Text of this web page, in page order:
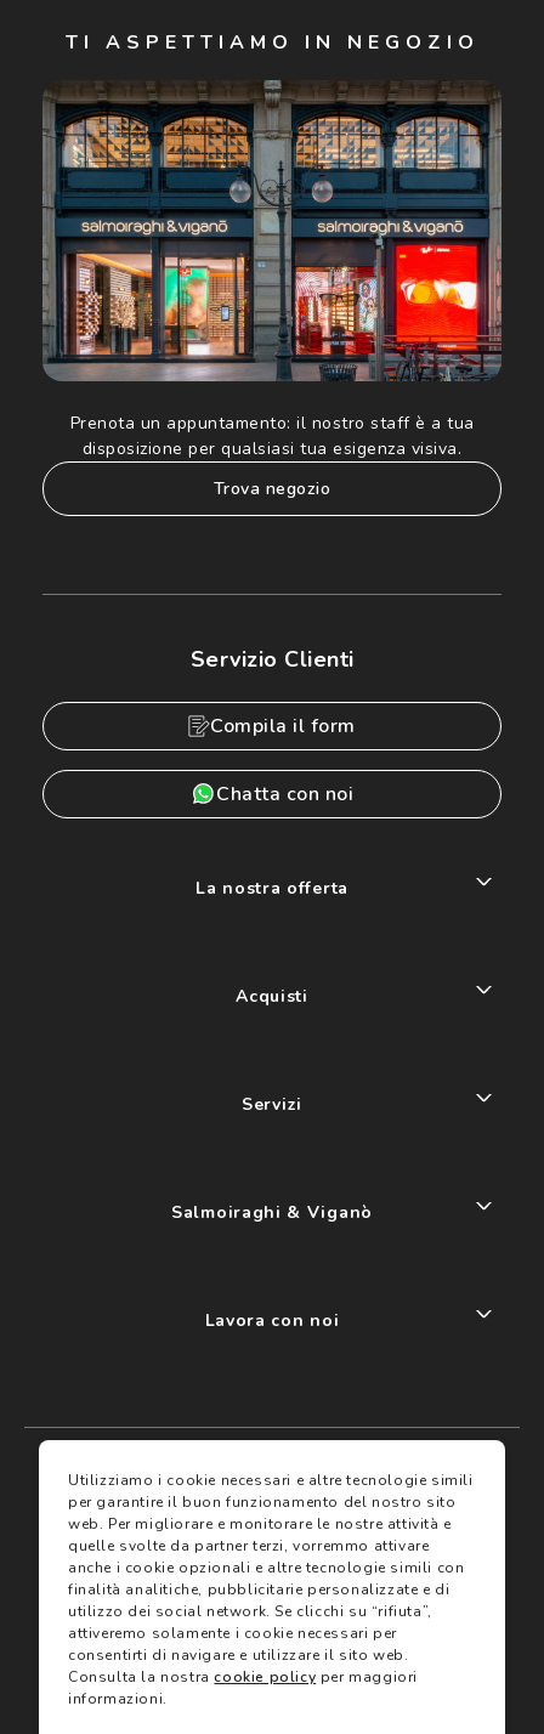
I miei preferiti
Assicurazioni
Servizi
Trova negozio
Cliccando su "Iscriviti", confermo di avere più di 16 anni e
acconsento all'utilizzo dei miei Dati Personali da parte di
Luxottica Group S.p.A. per l'invio di offerte speciali, novità
ed altre comunicazioni di carattere pubblicitario (consultare
Informativa sulla privacyper ulteriori informazioni).
TI ASPETTIAMO IN NEGOZIO
Prenota un appuntamento: il nostro staff è a tua
disposizione per qualsiasi tua esigenza visiva.
trova negozio
Servizio Clienti
Compila il form
Chatta con noi
La nostra offerta
Acquisti
Servizi
Salmoiraghi & Viganò
Lavora con noi
Termini e condizioni
Termini di vendita
Avvertenze e informazioni di sicurezza sui prodotti
Informativa sulla Privacy
Utilizzo dei cookie
Utilizziamo i cookie necessari e altre tecnologie simili
per garantire il buon funzionamento del nostro sito
web. Per migliorare e monitorare le nostre attività e
quelle svolte da partner terzi, vorremmo attivare
anche i cookie opzionali e altre tecnologie simili con
finalità analitiche, pubblicitarie personalizzate e di
utilizzo dei social network. Se clicchi su “rifiuta”,
attiveremo solamente i cookie necessari per
consentirti di navigare e utilizzare il sito web.
Consulta la nostracookie policy per maggiori
informazioni.